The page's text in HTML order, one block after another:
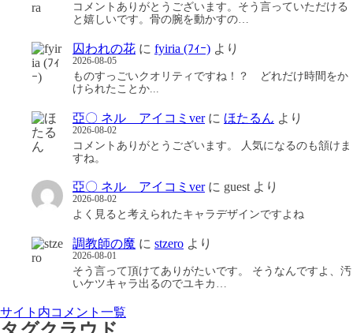
コメントありがとうございます。そう言っていただける
と嬉しいです。骨の腕を動かすの…
囚われの花 に fyiria (ﾌｨｰ) より
2026-08-05
ものすっごいクオリティですね！？ どれだけ時間をか
けられたことか...
亞〇 ネル アイコミverに ほたるん より
2026-08-02
コメントありがとうございます。 人気になるのも頷けま
すね。
亞〇 ネル アイコミverに guest より
2026-08-02
よく見ると考えられたキャラデザインですよね
調教師の魔 に stzero より
2026-08-01
そう言って頂けてありがたいです。 そうなんですよ、汚
いケツキャラ出るのでユキカ…
サイト内コメント一覧